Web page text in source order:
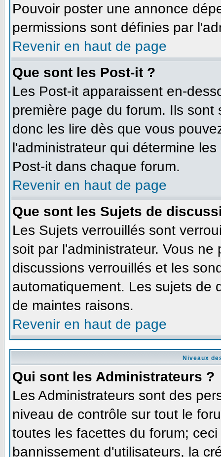
Pouvoir poster une annonce
permissions sont définies par
Revenir en haut de page
Que sont les Post-it ?
Les Post-it apparaissent en-
première page du forum. Ils
donc les lire dès que vous
l'administrateur qui détermine
Post-it dans chaque forum.
Revenir en haut de page
Que sont les Sujets de
Les Sujets verrouillés sont
soit par l'administrateur. Vous
discussions verrouillés et les
automatiquement. Les sujets de
de maintes raisons.
Revenir en haut de page
Niveaux
Qui sont les Administrateurs ?
Les Administrateurs sont des
niveau de contrôle sur tout le
toutes les facettes du forum;
bannissement d'utilisateurs, la